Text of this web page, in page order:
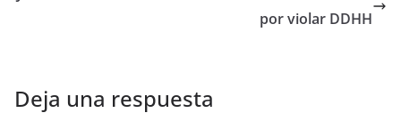
por violar DDHH
Deja una respuesta